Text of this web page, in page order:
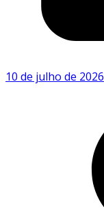
10 de julho de 2026